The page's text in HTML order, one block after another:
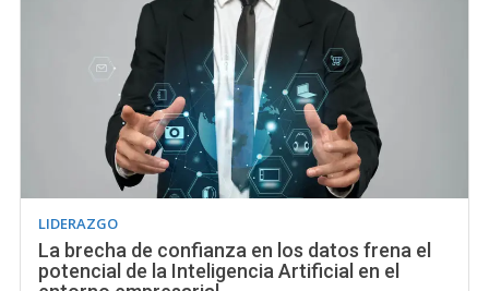
LIDERAZGO
La brecha de confianza en los datos frena el
potencial de la Inteligencia Artificial en el